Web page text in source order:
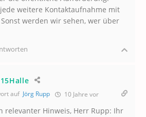
weitere Kontaktaufnahme mit
werden wir sehen, wer über
auf Jörg Rupp 10 Jahre vor
relevanter Hinweis, Herr Rupp: Ihr